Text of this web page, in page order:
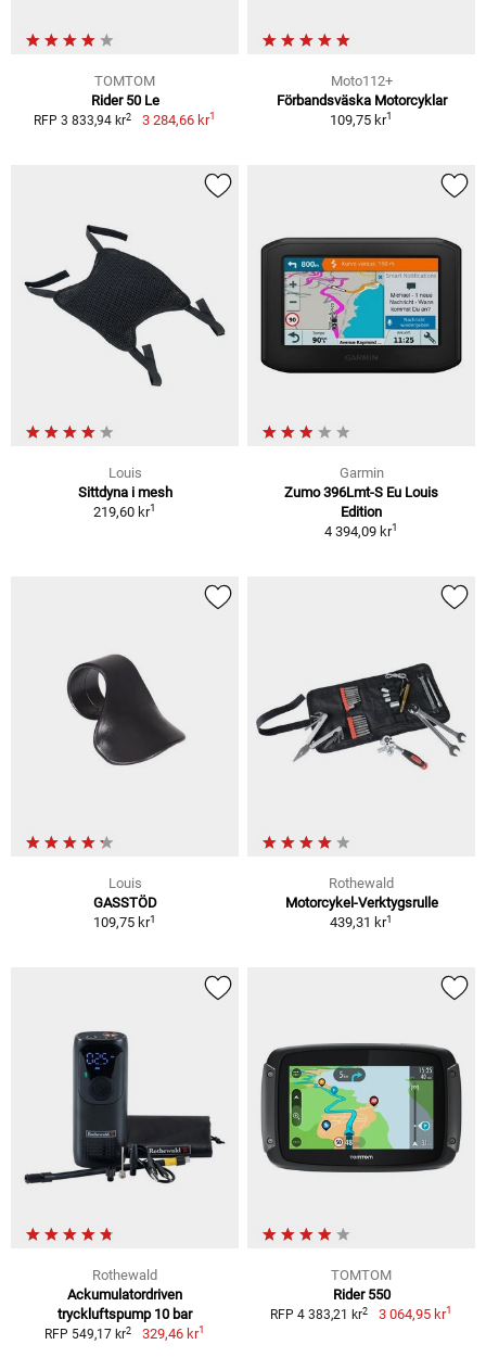
TOMTOM
Rider 50 Le
RFP 3 833,94 kr2 3 284,66 kr1
Moto112+
Förbandsväska Motorcyklar
109,75 kr1
Louis
Sittdyna i mesh
219,60 kr1
Garmin
Zumo 396Lmt-S Eu Louis
Edition
4 394,09 kr1
Louis
GASSTÖD
109,75 kr1
Rothewald
Motorcykel-Verktygsrulle
439,31 kr1
Rothewald
Ackumulatordriven
tryckluftspump 10 bar
RFP 549,17 kr2 329,46 kr1
TOMTOM
Rider 550
RFP 4 383,21 kr2 3 064,95 kr1